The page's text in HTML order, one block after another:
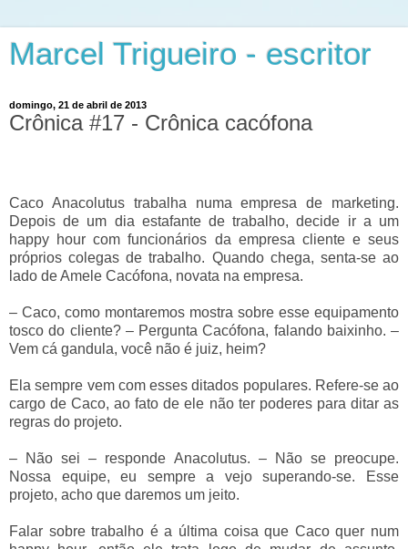
Marcel Trigueiro - escritor
domingo, 21 de abril de 2013
Crônica #17 - Crônica cacófona
Caco Anacolutus trabalha numa empresa de marketing.
Depois de um dia estafante de trabalho, decide ir a um
happy hour com funcionários da empresa cliente e seus
próprios colegas de trabalho. Quando chega, senta-se ao
lado de Amele Cacófona, novata na empresa.
– Caco, como montaremos mostra sobre esse equipamento
tosco do cliente? –Pergunta Cacófona, falando baixinho. –
Vem cá gandula, você não é juiz, heim?
Ela sempre vem com esses ditados populares. Refere-se ao
cargo de Caco, ao fato de ele não ter poderes para ditar as
regras do projeto.
– Não sei– responde Anacolutus. –Não se preocupe.
Nossa equipe, eu sempre a vejo superando-se. Esse
projeto, acho que daremos um jeito.
Falar sobre trabalho é a última coisa que Caco quer num